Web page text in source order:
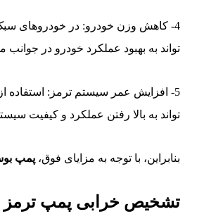
4- کاهش وزن خودرو: در خودروهای
تواند به بهبود عملکرد خودرو در
5- افزایش عمر سیستم ترمز:
تواند به بالا رفتن عملکرد و کیفیت
بنابراین، با توجه به مزایای فوق، پمپ
تشخیص خرابی پمپ ترمز